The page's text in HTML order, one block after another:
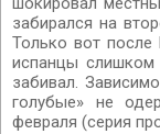
забирался на
Только вот
испанцы слишком
забивал.
голубые» не
февраля (серия